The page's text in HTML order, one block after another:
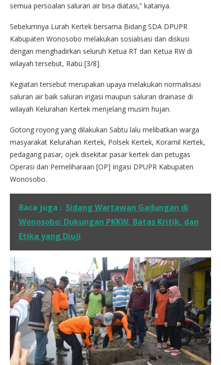
semua persoalan saluran air bisa diatasi,” katanya.
Sebelumnya Lurah Kertek bersama Bidang SDA DPUPR
Kabupaten Wonosobo melakukan sosialisasi dan diskusi
dengan menghadirkan seluruh Ketua RT dan Ketua RW di
wilayah tersebut, Rabu [3/8].
Kegiatan tersebut merupakan upaya melakukan normalisasi
saluran air baik saluran irigasi maupun saluran drainase di
wilayah Kelurahan Kertek menjelang musim hujan.
Gotong royong yang dilakukan Sabtu lalu melibatkan warga
masyarakat Kelurahan Kertek, Polsek Kertek, Koramil Kertek,
pedagang pasar, ojek disekitar pasar kertek dan petugas
Operasi dan Pemeliharaan [OP] Irigasi DPUPR Kabupaten
Wonosobo.
Baca juga : Sidang Wartawan Gadungan di
Wonosobo: Dukungan PKKW, Batas Kritik, dan
Etika yang Diuji